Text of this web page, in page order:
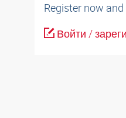
Register now
Войти /